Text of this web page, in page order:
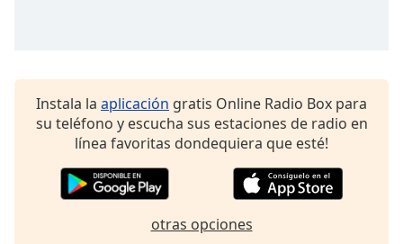
Instala la aplicación gratis Online Radio Box para
su teléfono y escucha sus estaciones de radio en
línea favoritas dondequiera que esté!
otras opciones